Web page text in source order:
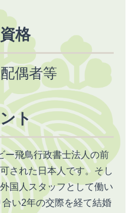
格
偶者等
ト
ー飛鳥行政書士法人の前
された日本人です。そし
国人スタッフとして働い
い2年の交際を経て結婚